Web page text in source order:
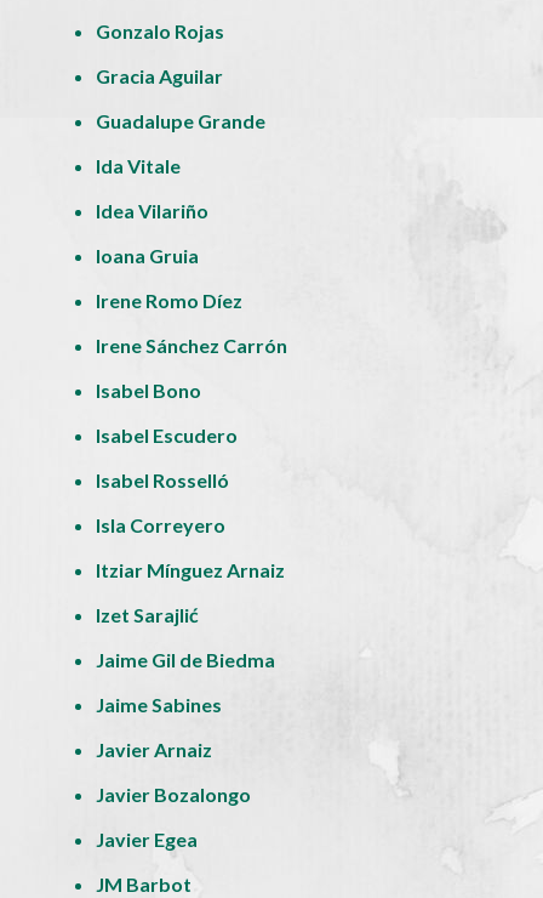
Gonzalo Rojas
Gracia Aguilar
Guadalupe Grande
Ida Vitale
Idea Vilariño
Ioana Gruia
Irene Romo Díez
Irene Sánchez Carrón
Isabel Bono
Isabel Escudero
Isabel Rosselló
Isla Correyero
Itziar Mínguez Arnaiz
Izet Sarajlić
Jaime Gil de Biedma
Jaime Sabines
Javier Arnaiz
Javier Bozalongo
Javier Egea
JM Barbot